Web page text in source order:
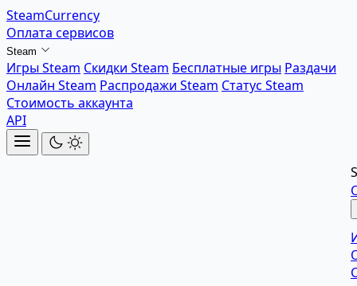
SteamCurrency
Оплата сервисов
Steam
Игры Steam Скидки Steam Бесплатные игры Раздачи
Онлайн Steam Распродажи Steam Статус Steam
Стоимость аккаунта
API